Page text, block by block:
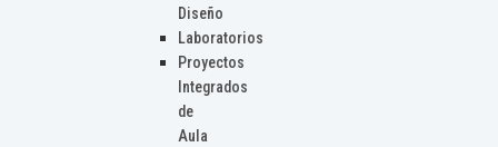
Diseño
Laboratorios
Proyectos
Integrados
de
Aula